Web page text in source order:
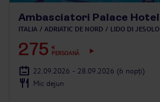
Ambasciatori Palace Hotel
ITALIA ADRIATIC DE NORD LIDO DI JESOLO
275 €
PERSOANĂ
22.09.2026 - 28.09.2026 (6 nopți)
Mic dejun